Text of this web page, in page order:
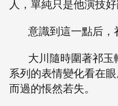
人，單純只是他演技好
意識到這一點后，
大川隨時圍著祁
系列的表情變化看在
而過的悵然若失。